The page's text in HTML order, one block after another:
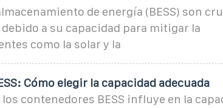
de energía (BESS) son
a su capacidad para mitigar la
como la solar y la
Cómo elegir la capacidad adecuada
contenedores BESS influye en la